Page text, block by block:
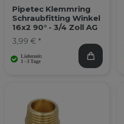
Pipetec Klemmring
Schraubfitting Winkel
16x2 90° - 3/4 Zoll AG
3,99 € *